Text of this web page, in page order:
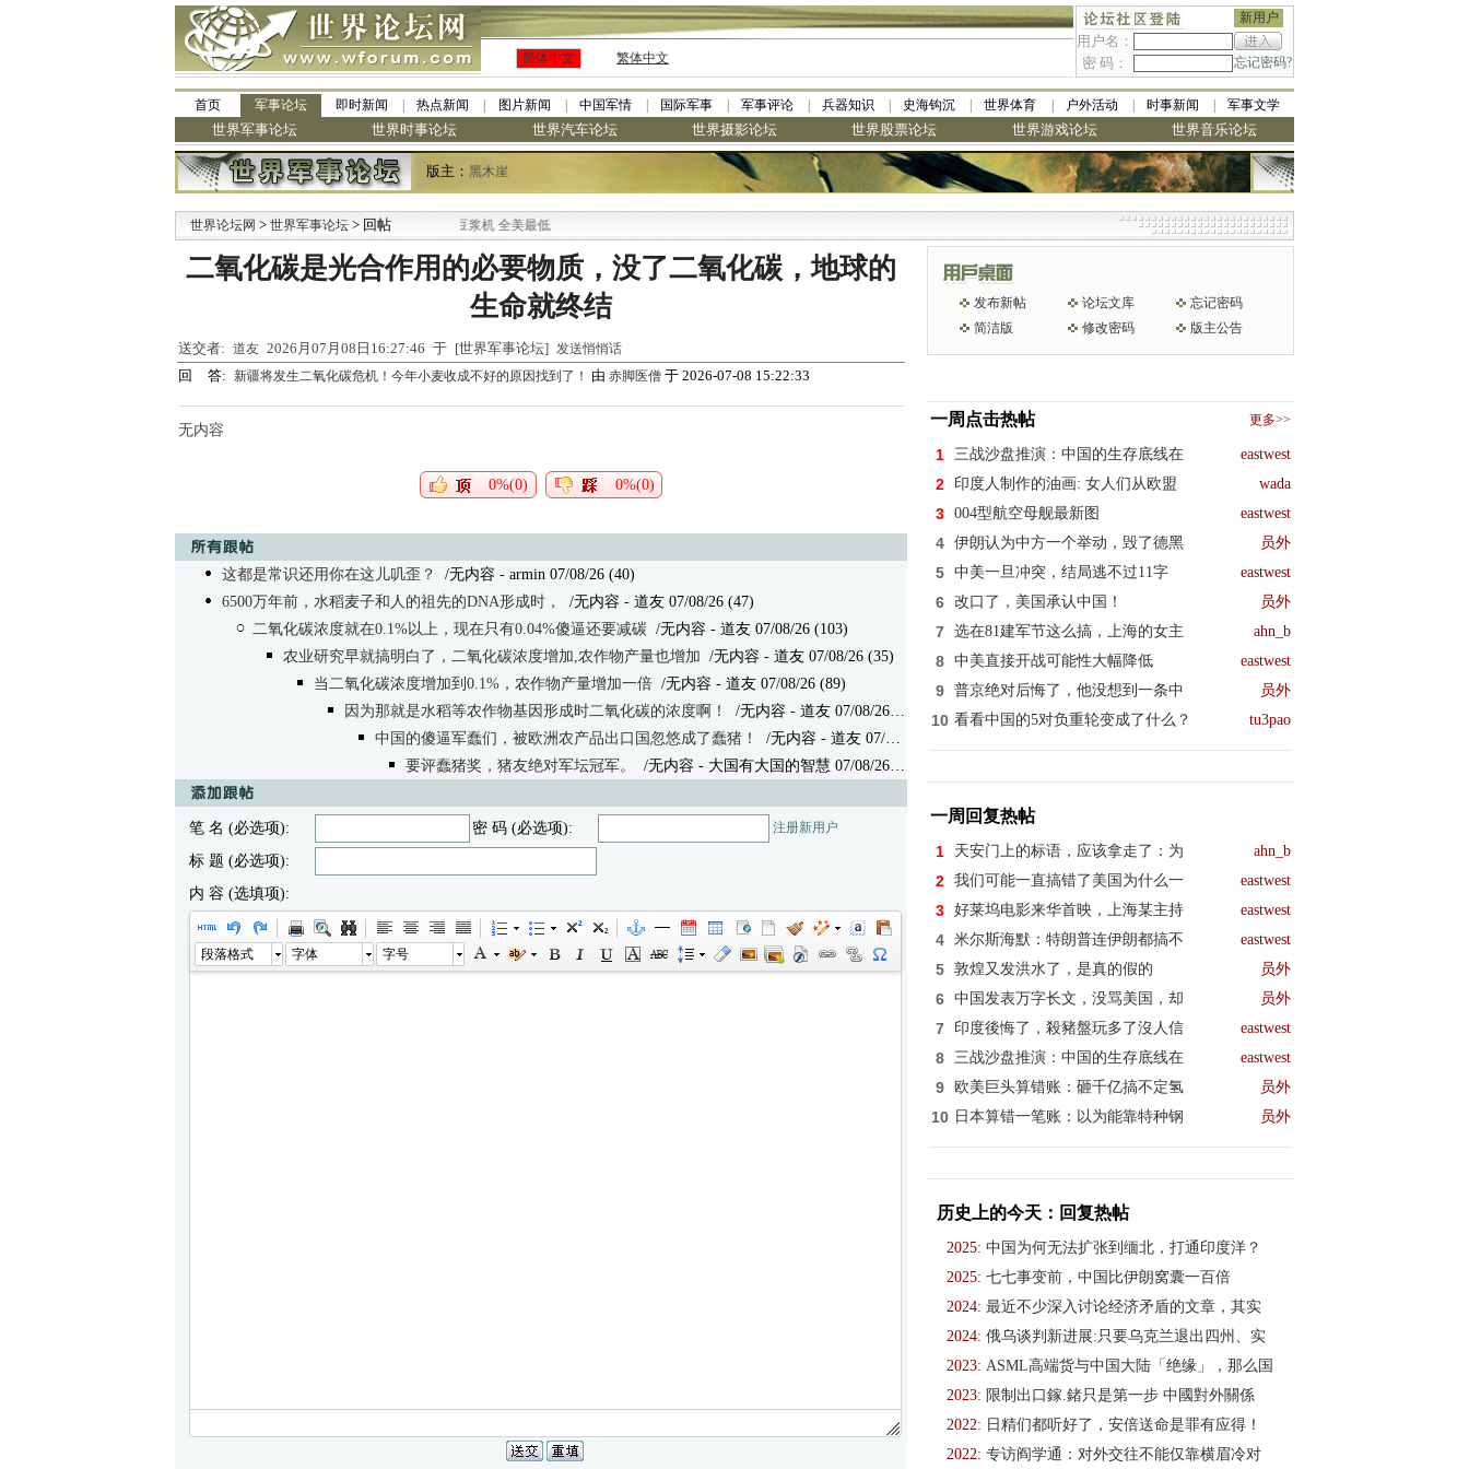
新用户
用户名：
密 码：
忘记密码?
简体中文 繁体中文
首页 军事论坛 即时新闻 热点新闻 图片新闻 中国军情 国际军事 军事评论 兵器知识 史海钩沉 世界体育 户外活动 时事新闻 军事文学
世界军事论坛 世界时事论坛 世界汽车论坛 世界摄影论坛 世界股票论坛 世界游戏论坛 世界音乐论坛
版主： 黑木崖
世界论坛网 > 世界军事论坛 > 回帖
·九阳全新免清洗型豆浆机 全美最低
二氧化碳是光合作用的必要物质，没了二氧化碳，地球的
生命就终结
送交者: 道友 2026月07月08日16:27:46 于 [世界军事论坛] 发送悄悄话
回 答: 新疆将发生二氧化碳危机！今年小麦收成不好的原因找到了！ 由 赤脚医僧 于 2026-07-08 15:22:33
无内容
0%(0) 0%(0)
这都是常识还用你在这儿叽歪？
/无内容 - armin 07/08/26 (40)
6500万年前，水稻麦子和人的祖先的DNA形成时，
/无内容 - 道友 07/08/26 (47)
二氧化碳浓度就在0.1%以上，现在只有0.04%傻逼还要减碳 /无内容 - 道友 07/08/26 (103)
农业研究早就搞明白了，二氧化碳浓度增加,农作物产量也增加 /无内容 - 道友 07/08/26 (35)
当二氧化碳浓度增加到0.1%，农作物产量增加一倍 /无内容 - 道友 07/08/26 (89)
因为那就是水稻等农作物基因形成时二氧化碳的浓度啊！
/无内容 - 道友 07/08/26 (38)
中国的傻逼军蠢们，被欧洲农产品出口国忽悠成了蠢猪！
/无内容 - 道友 07/08/26 (32)
要评蠢猪奖，猪友绝对军坛冠军。
/无内容 - 大国有大国的智慧 07/08/26 (46)
笔 名 (必选项): 密 码 (必选项): 注册新用户
标 题 (必选项):
内 容 (选填项):
段落格式 字体 字号
发布新帖 论坛文库
忘记密码
简洁版
修改密码 版主公告
一周点击热帖 更多>>
1 三战沙盘推演：中国的生存底线在 eastwest
2 印度人制作的油画: 女人们从欧盟 wada
3 004型航空母舰最新图 eastwest
4 伊朗认为中方一个举动，毁了德黑 员外
5 中美一旦冲突，结局逃不过11字 eastwest
6 改口了，美国承认中国！ 员外
7 选在81建军节这么搞，上海的女主 ahn_b
8 中美直接开战可能性大幅降低 eastwest
9 普京绝对后悔了，他没想到一条中 员外
10 看看中国的5对负重轮变成了什么？ tu3pao
一周回复热帖
1 天安门上的标语，应该拿走了：为 ahn_b
2 我们可能一直搞错了美国为什么一 eastwest
3 好莱坞电影来华首映，上海某主持 eastwest
4 米尔斯海默：特朗普连伊朗都搞不 eastwest
5 敦煌又发洪水了，是真的假的 员外
6 中国发表万字长文，没骂美国，却 员外
7 印度後悔了，殺豬盤玩多了沒人信 eastwest
8 三战沙盘推演：中国的生存底线在 eastwest
9 欧美巨头算错账：砸千亿搞不定氢 员外
10 日本算错一笔账：以为能靠特种钢 员外
历史上的今天：回复热帖
2025: 中国为何无法扩张到缅北，打通印度洋？
2025: 七七事变前，中国比伊朗窝囊一百倍
2024: 最近不少深入讨论经济矛盾的文章，其实
2024: 俄乌谈判新进展:只要乌克兰退出四州、实
2023: ASML高端货与中国大陆「绝缘」，那么国
2023: 限制出口鎵.鍺只是第一步 中國對外關係
2022: 日精们都听好了，安倍送命是罪有应得！
2022: 专访阎学通：对外交往不能仅靠横眉冷对